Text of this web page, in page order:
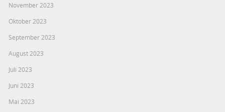
November 2023
Oktober 2023
September 2023
August 2023
Juli 2023
Juni 2023
Mai 2023